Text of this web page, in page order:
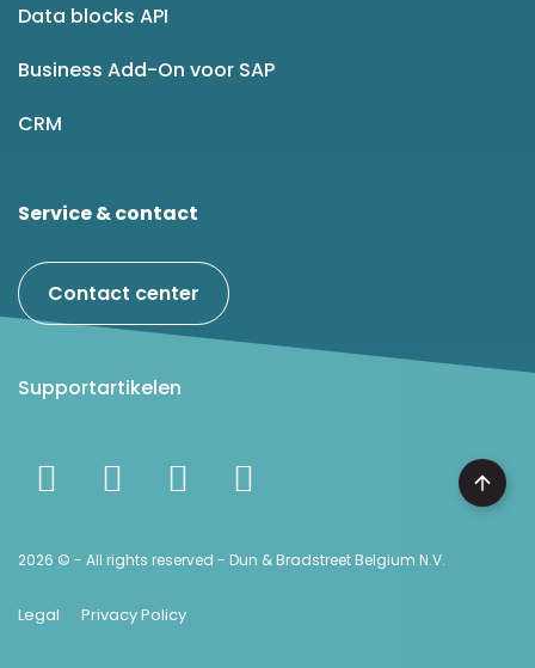
Data blocks API
Business Add-On voor SAP
CRM
Service & contact
Contact center
Supportartikelen
2026 © - All rights reserved - Dun & Bradstreet Belgium N.V.
Legal Privacy Policy